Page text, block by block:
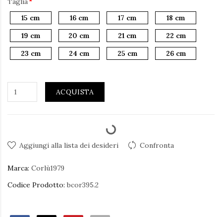
15 cm
16 cm 17 cm
18 cm
19 cm
20 cm 21 cm
22 cm
23 cm
24 cm 25 cm 26 cm
ACQUISTA
Aggiungi alla lista dei desideri Confronta
Marca: Corlù1979
Codice Prodotto: bcor395.2